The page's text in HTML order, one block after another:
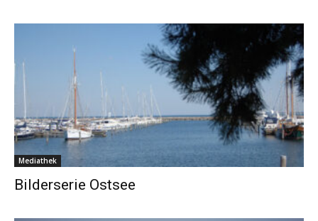
Mediathek
Bilderserie Ostsee